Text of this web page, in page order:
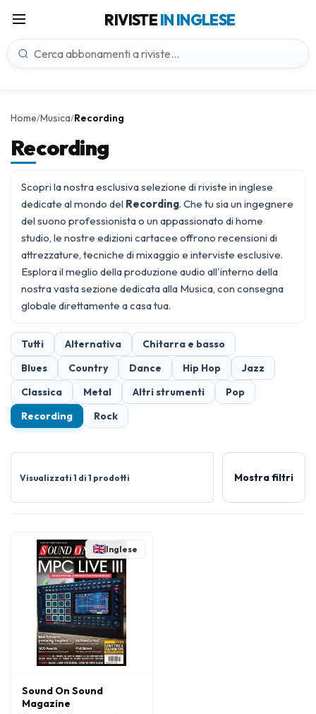
RIVISTEIN INGLESE
Home/Musica/Recording
Recording
Scopri la nostra esclusiva selezione di riviste in inglese
dedicate al mondo del Recording. Che tu sia un ingegnere
del suono professionista o un appassionato di home
studio, le nostre edizioni cartacee offrono recensioni di
attrezzature, tecniche di mixaggio e interviste esclusive.
Esplora il meglio della produzione audio all'interno della
nostra vasta sezione dedicata alla Musica, con consegna
globale direttamente a casa tua.
Tutti Alternativa
Chitarra e basso
Blues
Country Dance Hip Hop
Jazz
Classica
Metal Altri strumenti
Pop
Recording
Rock
Visualizzati 1 di 1 prodotti Mostra filtri
Inglese
Sound On Sound
Magazine